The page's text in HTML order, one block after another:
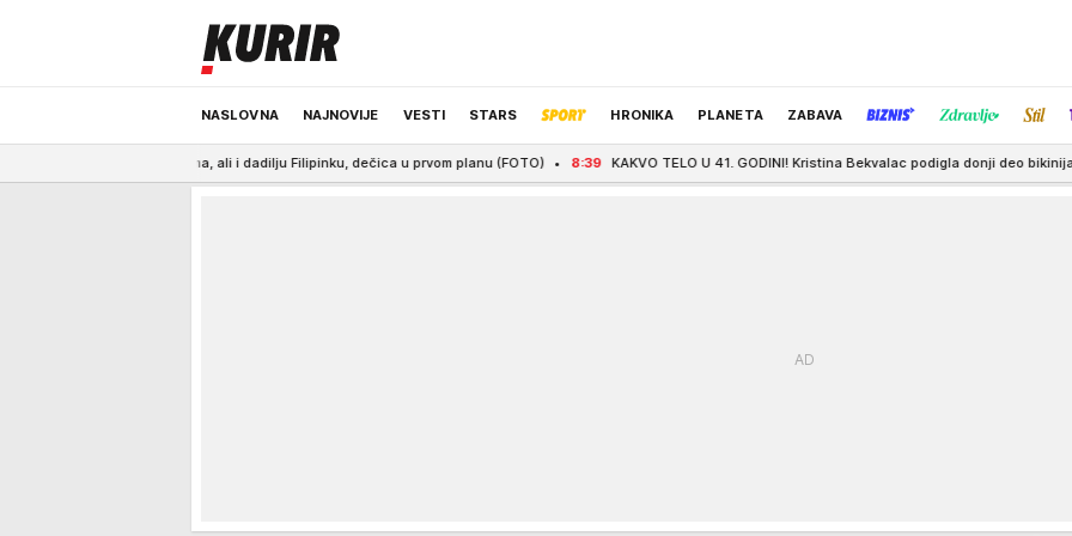
NASLOVNA NAJNOVIJE VESTI STARS HRONIKA PLANETA ZABAVA
ODRŽIVA BUDUĆNOST REGION NEWS IZBOR UREDNIKA
doma, ali i dadilju Filipinku, dečica u prvom planu (FOTO) 8:39 KAKVO TELO U 41. GODINI! Kristina Bekvalac podigla donji deo bikinija, kadar napravio